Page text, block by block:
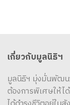
เกี่ยวกับมูลนิธิฯ
มูลนิธิฯ มุ่งมั่นพัฒน
ต้องการพิเศษให้